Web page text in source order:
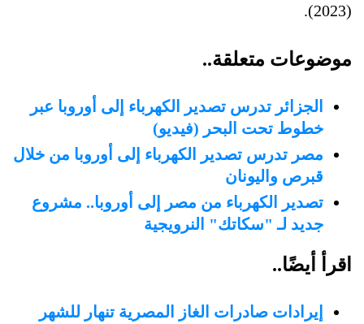
(2023).
موضوعات متعلقة..
الجزائر تدرس تصدير الكهرباء إلى أوروبا عبر
خطوط تحت البحر (فيديو)
مصر تدرس تصدير الكهرباء إلى أوروبا من خلال
قبرص واليونان
تصدير الكهرباء من مصر إلى أوروبا.. مشروع
جديد لـ "سكاتك" النرويجية
اقرأ أيضًا..
إيرادات صادرات الغاز المصرية تنهار للشهر